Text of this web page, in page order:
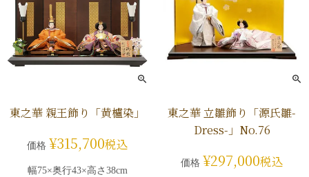
東之華 親王飾り「黄櫨染」
価格 ¥315,700税込
幅75×奥行43×高さ38cm
東之華 立雛飾り「源氏雛-
Dress-」No.76
価格 ¥297,000税込